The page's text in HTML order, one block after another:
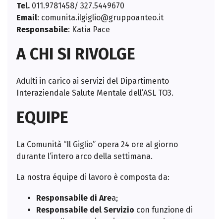
Tel. 011.9781458/ 327.5449670
Email: comunita.ilgiglio@gruppoanteo.it
Responsabile: Katia Pace
A CHI SI RIVOLGE
Adulti in carico ai servizi del Dipartimento
Interaziendale Salute Mentale dell’ASL TO3.
EQUIPE
La Comunità “Il Giglio” opera 24 ore al giorno
durante l’intero arco della settimana.
La nostra équipe di lavoro è composta da:
Responsabile di Area;
Responsabile del Servizio con funzione di